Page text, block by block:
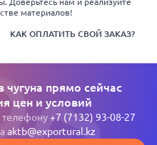
материалов!
КАК ОПЛАТИТЬ СВОЙ ЗАКАЗ?
чугуна прямо сейчас
цен и условий
телефону+7 (7132) 93-08-27
aktb@exportural.kz